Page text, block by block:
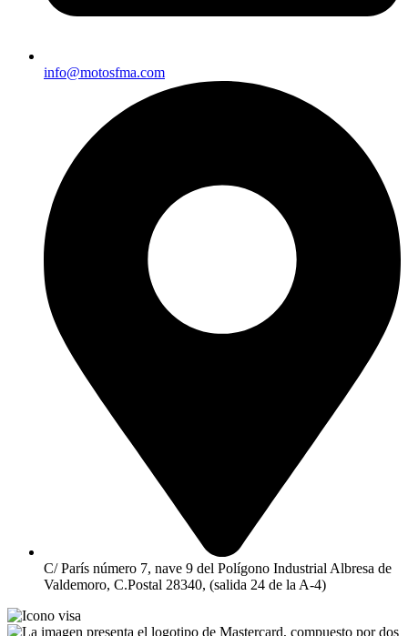
info@motosfma.com
C/ París número 7, nave 9 del Polígono Industrial Albresa de
Valdemoro, C.Postal 28340, (salida 24 de la A-4)